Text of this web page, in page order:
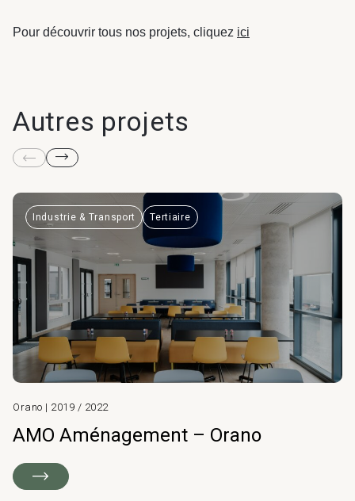
Pour découvrir tous nos projets, cliquez ici
Autres projets
Industrie & Transport Tertiaire
Orano | 2019 / 2022
AMO Aménagement – Orano